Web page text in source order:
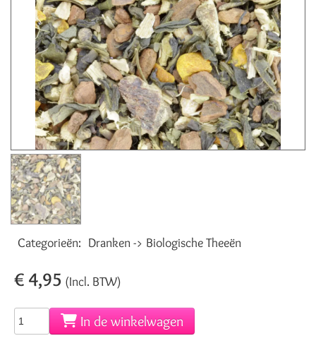
Categorieën: Dranken -> Biologische Theeën
€ 4,95 (Incl. BTW)
In de winkelwagen